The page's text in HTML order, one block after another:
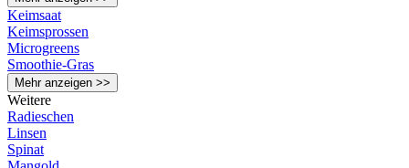
Keimsaat
Keimsprossen
Microgreens
Smoothie-Gras
Mehr anzeigen >>
Weitere
Radieschen
Linsen
Spinat